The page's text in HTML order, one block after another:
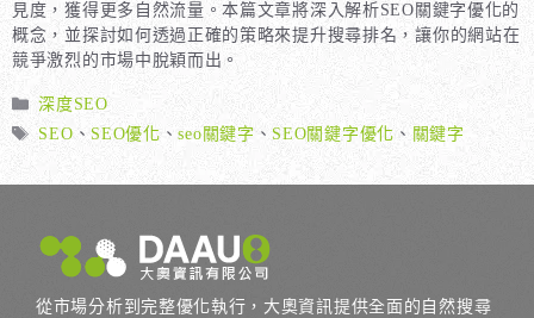
見度，獲得更多自然流量。本篇文章將深入解析SEO關鍵字優化的
概念，並探討如何透過正確的策略來提升搜尋排名，讓你的網站在
競爭激烈的市場中脫穎而出。
分
類
深度SEO
標
SEO 、 SEO優化 、seo關鍵字 、 SEO關鍵字優化 、 關鍵字
從市場分析到完整優化執行，大奧資訊提供全面的自然搜尋